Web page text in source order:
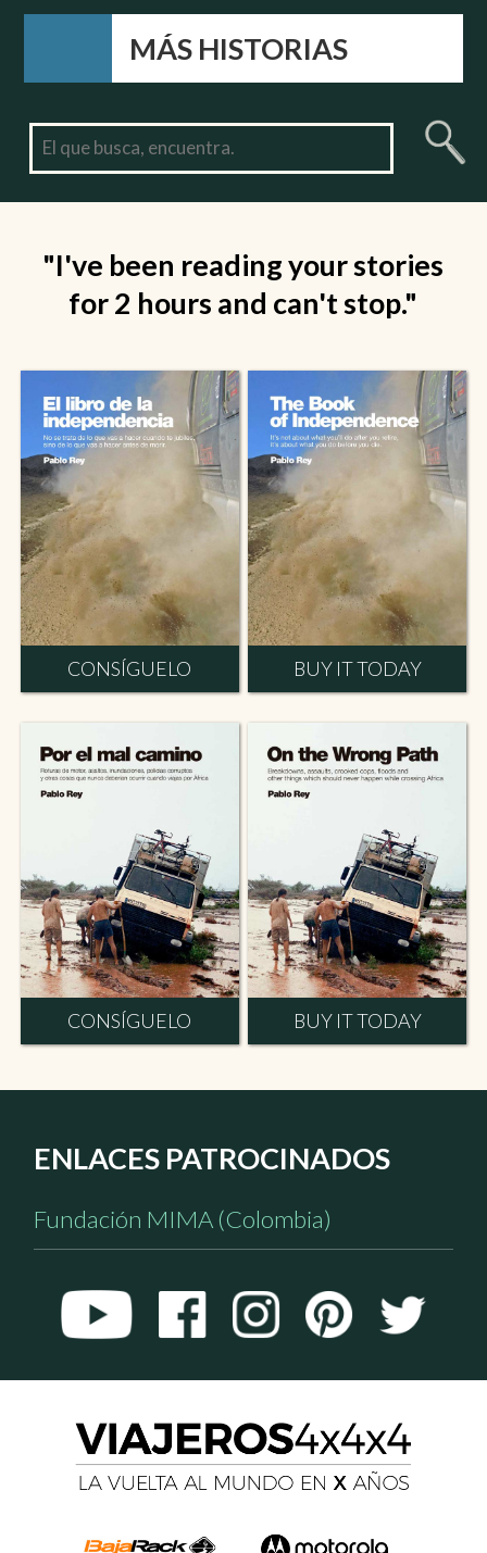
MÁS HISTORIAS
"I've been reading your stories
for 2 hours and can't stop."
CONSÍGUELO BUY IT TODAY
CONSÍGUELO BUY IT TODAY
ENLACES PATROCINADOS
Fundación MIMA (Colombia)